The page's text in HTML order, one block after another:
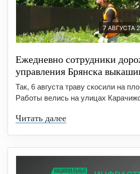
7 АВГУСТА
Ежедневно сотрудники
управления Брянска
Так, 6 августа траву скосили на
Работы велись на улицах
Читать далее